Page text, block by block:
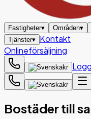
Fastigheter▾ Områden▾
Tjänster▾ Kontakt
Onlineförsäljning
kr
kr
Bostäder till